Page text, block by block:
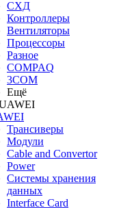
СХД
Контроллеры
Вентиляторы
Процессоры
Разное
COMPAQ
3COM
Ещё
Трансиверы
Модули
Cable and Convertor
Power
Системы хранения
данных
Interface Card